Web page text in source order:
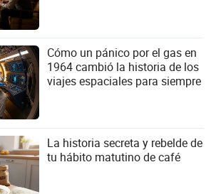
Cómo un pánico por el gas en
1964 cambió la historia de los
viajes espaciales para siempre
La historia secreta y rebelde de
tu hábito matutino de café